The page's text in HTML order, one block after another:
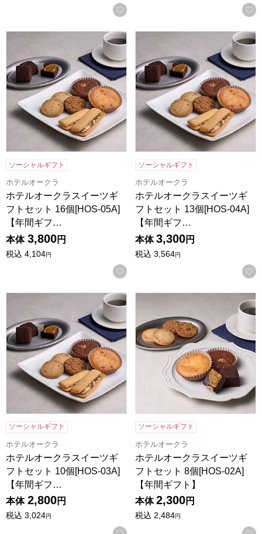
お気に入りに登録する
ホテルオークラスイーツギフトセット 16個[HOS-05A]【年
ソーシャルギフト
ホテルオークラ
ホテルオークラスイーツギ
フトセット 16個[HOS-05A]
【年間ギフ…
本体 3,800円
税込 4,104円
お気に入りに登録する
ホテルオークラスイーツギ
ソーシャルギフト
ホテルオークラ
ホテルオークラスイーツギ
フトセット 13個[HOS-04A]
【年間ギフ…
本体 3,300円
税込 3,564円
ホテルオークラスイーツギフトセット 10個[HOS-03A]【年
ソーシャルギフト
ホテルオークラ
ホテルオークラスイーツギ
フトセット 10個[HOS-03A]
【年間ギフ…
本体 2,800円
税込 3,024円
ホテルオークラスイーツギ
ソーシャルギフト
ホテルオークラ
ホテルオークラスイーツギ
フトセット 8個[HOS-02A]
【年間ギフト】
本体 2,300円
税込 2,484円